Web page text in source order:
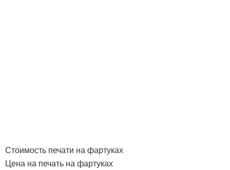
Стоимость печати на фартуках
Цена на печать на фартуках